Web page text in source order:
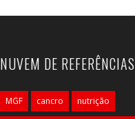
NUVEM DE REFERÊNCIAS
MGF cancro nutrição